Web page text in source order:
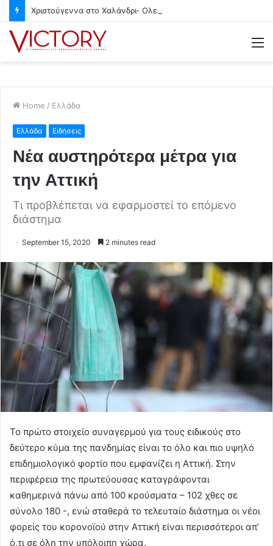
Home / Ελλάδα
Ελλάδα Ειδήσεις
Νέα αυστηρότερα μέτρα για
την Αττική
Τι προβλέπεται να εφαρμοστεί το επόμενο
διάστημα
September 15, 2020 2 minutes read
Το πρώτο στοιχείο συναγερμού για τους ειδικούς στο
δεύτερο κύμα της πανδημίας είναι το όλο και πιο υψηλό
επιδημιολογικό φορτίο που εμφανίζει η Αττική. Στην
περιφέρεια της πρωτεύουσας καταγράφονται
καθημερινά πάνω από 100 κρούσματα – 102 χθες σε
σύνολο 180 -, ενώ σταθερά το τελευταίο διάστημα οι νέοι
φορείς του κορονοϊού στην Αττική είναι περισσότεροι απ’
ό,τι σε όλη την υπόλοιπη χώρα.